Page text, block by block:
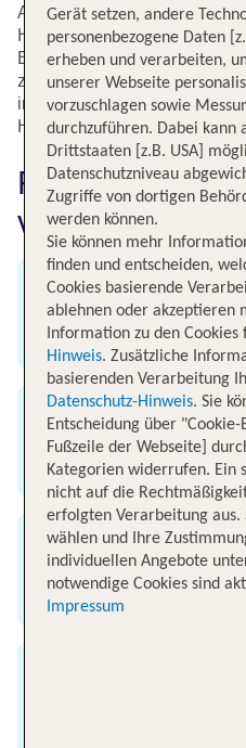
Ausflugsmöglichkeiten mit
Highlights. Im Frühling und
Eldorado für Sportler - vom
zum Wandern ist hier alles
immer zu den besten
Heraklion, der Kretischen
von Frankfurt
Abflug
Flughafen Frankfurt am
Ankunft
Flughafen Kreta
Flugzeit
3 Stunden 20 Minuten
Gerät setzen, andere
personenbezogene Daten
erheben und verarbeiten,
unserer Webseite
vorzuschlagen sowie
durchzuführen. Dabei kann
Drittstaaten [z.B. USA]
Datenschutzniveau
Zugriffe von dortigen
werden können.
Sie können mehr
finden und entscheiden,
Cookies basierende
ablehnen oder akzeptieren
Information zu den Cookies
Hinweis. Zusätzliche
basierenden Verarbeitung
Datenschutz-Hinweis. Sie
Entscheidung über
Fußzeile der Webseite]
Kategorien widerrufen. Ein
nicht auf die
erfolgten Verarbeitung aus.
wählen und Ihre
individuellen Angebote
notwendige Cookies sind
Impressum